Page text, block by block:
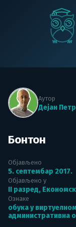
Аутор
Дејан
Бонтон
Објављено
5. септембар 2017.
Објављено у
II разред,
Ознаке
обука у
административна